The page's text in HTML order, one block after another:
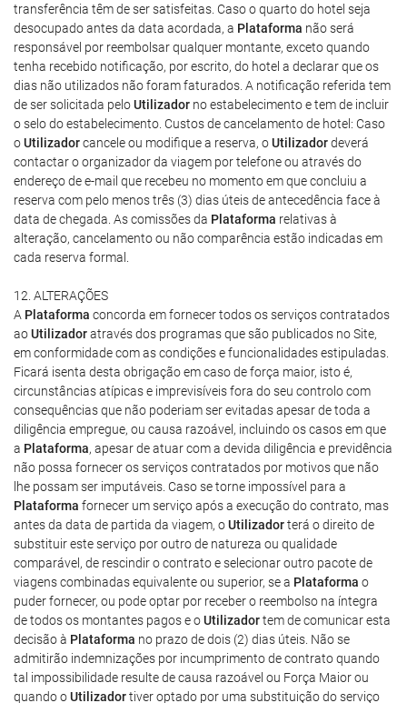
transferência têm de ser satisfeitas. Caso o quarto do hotel seja
desocupado antes da data acordada, a Plataforma não será
responsável por reembolsar qualquer montante, exceto quando
tenha recebido notificação, por escrito, do hotel a declarar que os
dias não utilizados não foram faturados. A notificação referida tem
de ser solicitada peloUtilizador no estabelecimento e tem de incluir
o selo do estabelecimento. Custos de cancelamento de hotel: Caso
oUtilizadorcancele ou modifique a reserva, oUtilizadordeverá
contactar o organizador da viagem por telefone ou através do
endereço de e-mail que recebeu no momento em que concluiu a
reserva com pelo menos três (3) dias úteis de antecedência face à
data de chegada. As comissões da Plataforma relativas à
alteração, cancelamento ou não comparência estão indicadas em
cada reserva formal.
12. ALTERAÇÕES
A Plataforma concorda em fornecer todos os serviços contratados
aoUtilizadoratravés dos programas que são publicados no Site,
em conformidade com as condições e funcionalidades estipuladas.
Ficará isenta desta obrigação em caso de força maior, isto é,
circunstâncias atípicas e imprevisíveis fora do seu controlo com
consequências que não poderiam ser evitadas apesar de toda a
diligência empregue, ou causa razoável, incluindo os casos em que
a Plataforma, apesar de atuar com a devida diligência e previdência
não possa fornecer os serviços contratados por motivos que não
lhe possam ser imputáveis. Caso se torne impossível para a
Plataforma fornecer um serviço após a execução do contrato, mas
antes da data de partida da viagem, oUtilizadorterá o direito de
substituir este serviço por outro de natureza ou qualidade
comparável, de rescindir o contrato e selecionar outro pacote de
viagens combinadas equivalente ou superior, se a Plataforma o
puder fornecer, ou pode optar por receber o reembolso na íntegra
de todos os montantes pagos e oUtilizadortem de comunicar esta
decisão à Plataforma no prazo de dois (2) dias úteis. Não se
admitirão indemnizações por incumprimento de contrato quando
tal impossibilidade resulte de causa razoável ou Força Maior ou
quando oUtilizadortiver optado por uma substituição do serviço